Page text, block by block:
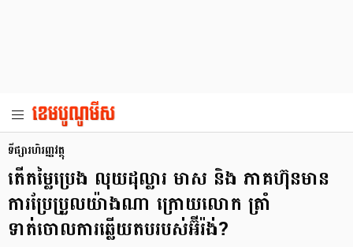
ទីផ្សារហិរញ្ញវត្ថុ
តើតម្លៃប្រេង លុយដុល្លារ មាស និង ភាគហ៊ុនមាន
ការប្រែប្រួលយ៉ាងណា ក្រោយលោក ត្រាំ
ទាត់ចោលការឆ្លើយតបរបស់អ៊ីរ៉ង់?